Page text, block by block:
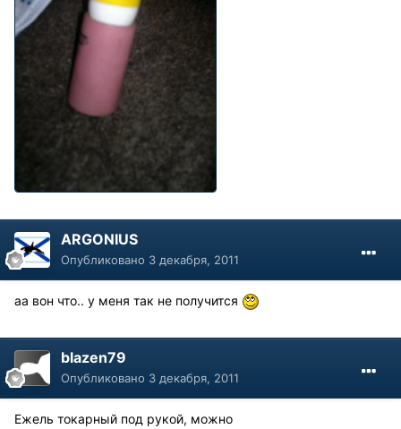
ARGONIUS
Опубликовано 3 декабря, 2011
аа вон что.. у меня так не получится
blazen79
Опубликовано 3 декабря, 2011
Ежель токарный под рукой, можно